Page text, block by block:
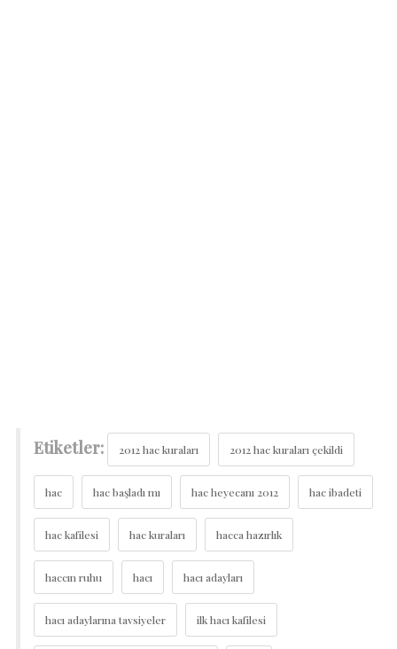
Etiketler: 2012 hac kuraları 2012 hac kuraları çekildi
hac hac başladı mı hac heyecanı 2012 hac ibadeti
hac kafilesi hac kuraları hacca hazırlık
haccın ruhu hacı hacı adayları
hacı adaylarına tavsiyeler ilk hacı kafilesi